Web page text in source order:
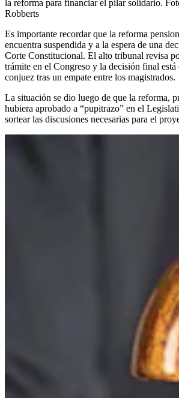
la reforma para financiar el pilar solidario.
Robberts
Es importante recordar que la reforma
encuentra suspendida y a la espera de una
Corte Constitucional. El alto tribunal revisa
trámite en el Congreso y la decisión final está
conjuez tras un empate entre los magistrados.
La situación se dio luego de que la reforma,
hubiera aprobado a “pupitrazo” en el
sortear las discusiones necesarias para el